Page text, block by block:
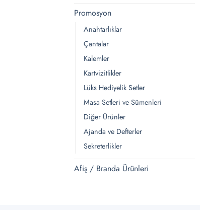
Promosyon
Anahtarlıklar
Çantalar
Kalemler
Kartvizitlikler
Lüks Hediyelik Setler
Masa Setleri ve Sümenleri
Diğer Ürünler
Ajanda ve Defterler
Sekreterlikler
Afiş / Branda Ürünleri